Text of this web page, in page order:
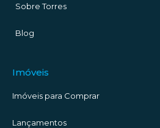
Sobre Torres
Blog
Imóveis
Imóveis para Comprar
Lançamentos